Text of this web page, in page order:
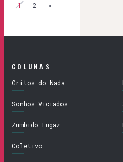
1 2 »
COLUNAS
Gritos do Nada
Sonhos Viciados
Zumbido Fugaz
Coletivo